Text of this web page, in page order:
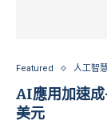
Featured 人工智
AI應用加速
美元